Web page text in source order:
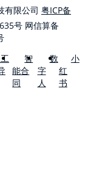
有限公司 粤ICP备
号 网信算备
智
能合
同
数
字
人
小
红
书